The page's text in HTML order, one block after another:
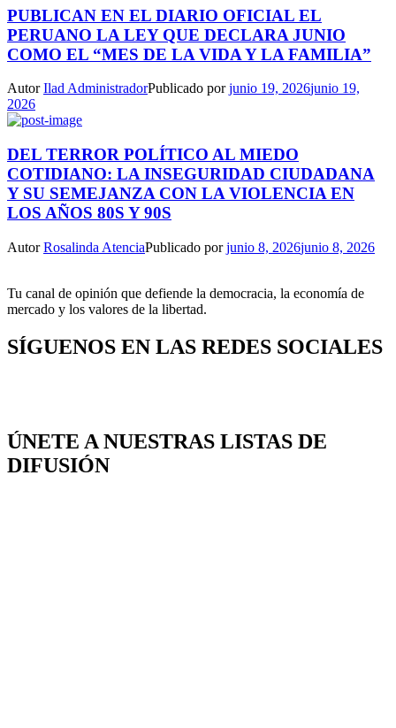
PUBLICAN EN EL DIARIO OFICIAL EL
PERUANO LA LEY QUE DECLARA JUNIO
COMO EL “MES DE LA VIDA Y LA FAMILIA”
AutorIlad AdministradorPublicado porjunio 19, 2026junio 19,
2026
DEL TERROR POLÍTICO AL MIEDO
COTIDIANO: LA INSEGURIDAD CIUDADANA
Y SU SEMEJANZA CON LA VIOLENCIA EN
LOS AÑOS 80S Y 90S
AutorRosalinda AtenciaPublicado porjunio 8, 2026junio 8, 2026
Tu canal de opinión que defiende la democracia, la economía de
mercado y los valores de la libertad.
SÍGUENOS EN LAS REDES SOCIALES
ÚNETE A NUESTRAS LISTAS DE
DIFUSIÓN